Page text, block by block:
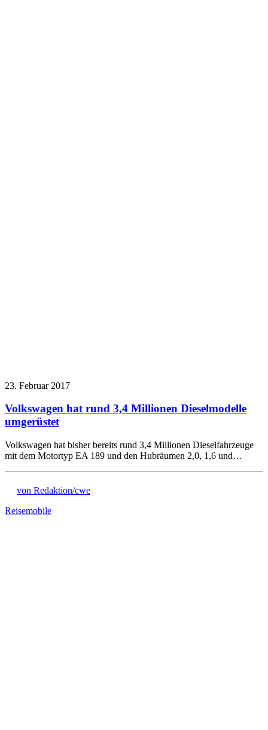
23. Februar 2017
Volkswagen hat rund 3,4 Millionen Dieselmodelle
umgerüstet
Volkswagen hat bisher bereits rund 3,4 Millionen Dieselfahrzeuge
mit dem Motortyp EA 189 und den Hubräumen 2,0, 1,6 und…
von Redaktion/cwe
Reisemobile